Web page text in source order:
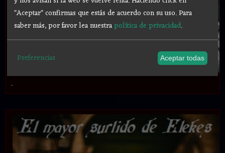
.
"Aceptar" confirmas que estás de acuerdo con su uso.Para
saber más, por favor lea nuestrapolítica de privacidad.
Preferencias Aceptar todas